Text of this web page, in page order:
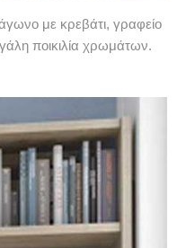
με κρεβάτι, γραφείο
ποικιλία χρωμάτων.